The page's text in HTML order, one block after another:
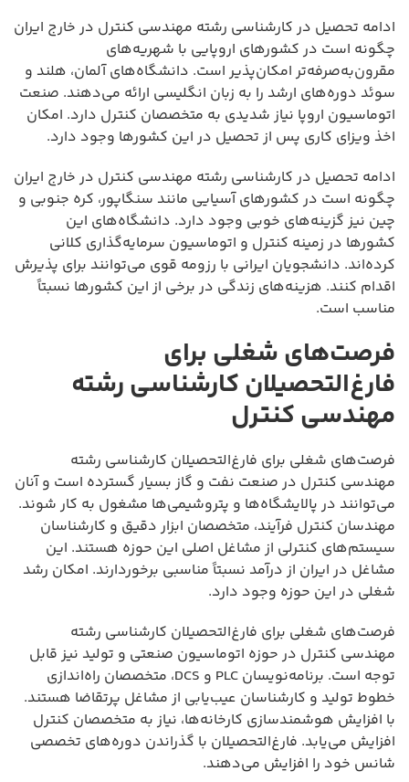
ادامه تحصیل در کارشناسی رشته مهندسی کنترل در خارج ایران
چگونه است در کشورهای اروپایی با شهریه‌های
مقرون‌به‌صرفه‌تر امکان‌پذیر است. دانشگاه‌های آلمان، هلند و
سوئد دوره‌های ارشد را به زبان انگلیسی ارائه می‌دهند. صنعت
اتوماسیون اروپا نیاز شدیدی به متخصصان کنترل دارد. امکان
اخذ ویزای کاری پس از تحصیل در این کشورها وجود دارد.
ادامه تحصیل در کارشناسی رشته مهندسی کنترل در خارج ایران
چگونه است در کشورهای آسیایی مانند سنگاپور، کره جنوبی و
چین نیز گزینه‌های خوبی وجود دارد. دانشگاه‌های این
کشورها در زمینه کنترل و اتوماسیون سرمایه‌گذاری کلانی
کرده‌اند. دانشجویان ایرانی با رزومه قوی می‌توانند برای پذیرش
اقدام کنند. هزینه‌های زندگی در برخی از این کشورها نسبتاً
مناسب است.
فرصت‌های شغلی برای
فارغ‌التحصیلان کارشناسی رشته
مهندسی کنترل
فرصت‌های شغلی برای فارغ‌التحصیلان کارشناسی رشته
مهندسی کنترل در صنعت نفت و گاز بسیار گسترده است و آنان
می‌توانند در پالایشگاه‌ها و پتروشیمی‌ها مشغول به کار شوند.
مهندسان کنترل فرآیند، متخصصان ابزار دقیق و کارشناسان
سیستم‌های کنترلی از مشاغل اصلی این حوزه هستند. این
مشاغل در ایران از درآمد نسبتاً مناسبی برخوردارند. امکان رشد
شغلی در این حوزه وجود دارد.
فرصت‌های شغلی برای فارغ‌التحصیلان کارشناسی رشته
مهندسی کنترل در حوزه اتوماسیون صنعتی و تولید نیز قابل
توجه است. برنامه‌نویسان PLC و DCS، متخصصان راه‌اندازی
خطوط تولید و کارشناسان عیب‌یابی از مشاغل پرتقاضا هستند.
با افزایش هوشمندسازی کارخانه‌ها، نیاز به متخصصان کنترل
افزایش می‌یابد. فارغ‌التحصیلان با گذراندن دوره‌های تخصصی
شانس خود را افزایش می‌دهند.